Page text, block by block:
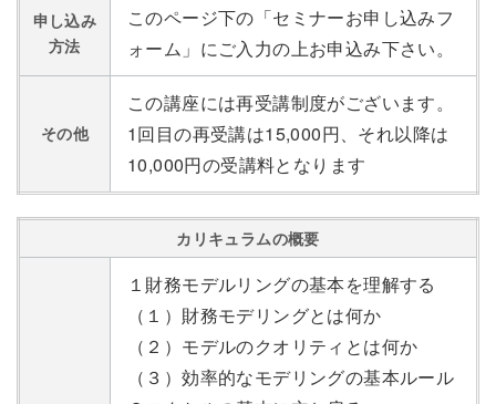
申し込み
方法
このページ下の「セミナーお申し込みフ
ォーム」にご入力の上お申込み下さい。
その他
この講座には再受講制度がございます。
1回目の再受講は15,000円、それ以降は
10,000円の受講料となります
カリキュラムの概要
１財務モデルリングの基本を理解する
（１）財務モデリングとは何か
（２）モデルのクオリティとは何か
（３）効率的なモデリングの基本ルール